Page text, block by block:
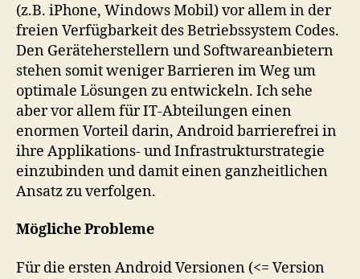
(z.B. iPhone, Windows Mobil) vor allem in der
freien Verfügbarkeit des Betriebssystem Codes.
Den Geräteherstellern und Softwareanbietern
stehen somit weniger Barrieren im Weg um
optimale Lösungen zu entwickeln. Ich sehe
aber vor allem für IT-Abteilungen einen
enormen Vorteil darin, Android barrierefrei in
ihre Applikations- und Infrastrukturstrategie
einzubinden und damit einen ganzheitlichen
Ansatz zu verfolgen.
Mögliche Probleme
Für die ersten Android Versionen (<= Version